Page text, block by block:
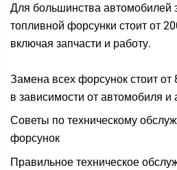
Для большинства автомобилей
топливной форсунки стоит от
включая запчасти и работу.
Замена всех форсунок стоит
в зависимости от автомобиля и
Советы по техническому
форсунок
Правильное техническое